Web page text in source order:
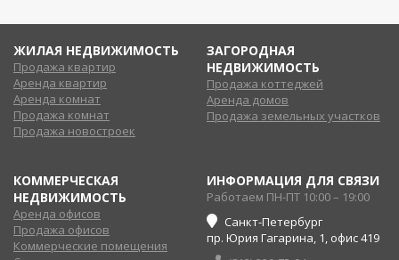
ЖИЛАЯ НЕДВИЖИМОСТЬ
Продажа квартир
Аренда квартир
Аренда комнат
Продажа комнат
Продажа новостроек
ЗАГОРОДНАЯ
НЕДВИЖИМОСТЬ
Продажа коттеджей
Аренда домов
Продажа земельных участков
КОММЕРЧЕСКАЯ
НЕДВИЖИМОСТЬ
Аренда офисов
Продажа офисов
Коммерческие помещения
ИНФОРМАЦИЯ ДЛЯ СВЯЗИ
Работаем ПН-ПТ 10:00 – 19:00
Санкт-Петербург
пр. Юрия Гагарина, 1, офис 419